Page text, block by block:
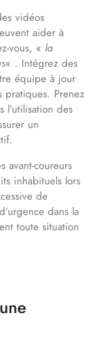
vidéos
aider à
vous, « la
« . Intégrez des
équipe à jour
pratiques. Prenez
l’utilisation des
un
avant-coureurs
inhabituels lors
de
dans la
toute situation